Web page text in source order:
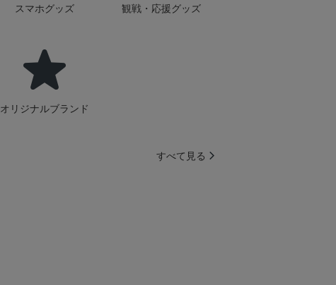
スマホグッズ 観戦・応援グッズ
オリジナルブランド
すべて見る